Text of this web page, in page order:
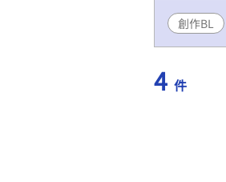
創作BL
4 件